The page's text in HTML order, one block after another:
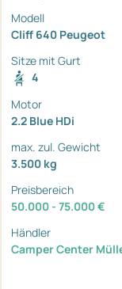
Modell
Cliff 640 Peugeot
Sitze mit Gurt
4
Motor
2.2 Blue HDi
max. zul. Gewicht
3.500 kg
Preisbereich
50.000 - 75.000 €
Händler
Camper Center